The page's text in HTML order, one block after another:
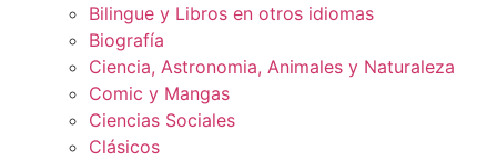
Bilingue y Libros en otros idiomas
Biografía
Ciencia, Astronomia, Animales y Naturaleza
Comic y Mangas
Ciencias Sociales
Clásicos